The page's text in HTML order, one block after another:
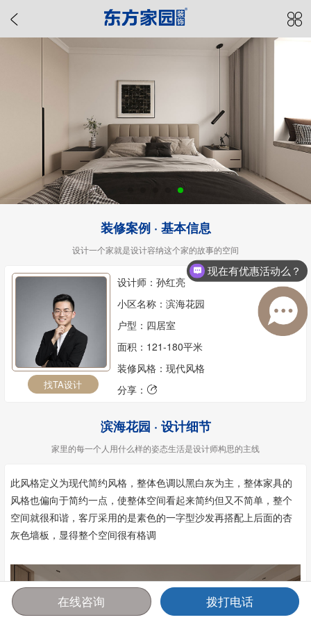
装修案例 · 基本信息
设计一个家就是设计容纳这个家的故事的空间
找TA设计
设计师：孙红亮
小区名称：滨海花园
户型：四居室
面积：121-180平米
装修风格：现代风格
分享： 
滨海花园 · 设计细节
家里的每一个人用什么样的姿态生活是设计师构思的主线
此风格定义为现代简约风格，整体色调以黑白灰为主，整体家具的
风格也偏向于简约一点，使整体空间看起来简约但又不简单，整个
空间就很和谐，客厅采用的是素色的一字型沙发再搭配上后面的杏
灰色墙板，显得整个空间很有格调
首页 报价 电话 咨询
现在有优惠活动么？
在线咨询 拨打电话